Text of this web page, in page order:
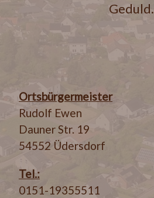
Geduld.
Ortsbürgermeister
Rudolf Ewen
Dauner Str. 19
54552 Üdersdorf
Tel.:
0151-19355511